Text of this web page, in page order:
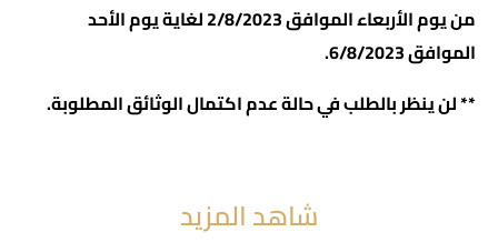
من يوم الأربعاء الموافق 2/8/2023 لغاية يوم الأحد
الموافق 6/8/2023.
** لن ينظر بالطلب في حالة عدم اكتمال الوثائق المطلوبة.
شاهد المزيد